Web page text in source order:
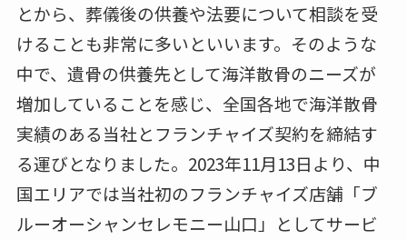
とから、葬儀後の供養や法要について相談を受
けることも非常に多いといいます。そのような
中で、遺骨の供養先として海洋散骨のニーズが
増加していることを感じ、全国各地で海洋散骨
実績のある当社とフランチャイズ契約を締結す
る運びとなりました。2023年11月13日より、中
国エリアでは当社初のフランチャイズ店舗「ブ
ルーオーシャンセレモニー山口」としてサービ